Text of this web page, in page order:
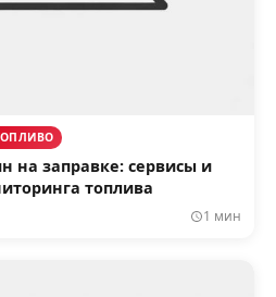
на заправке: сервисы и
топлива
1 мин